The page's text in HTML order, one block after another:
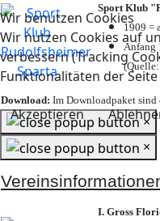
Wir benutzen Cookies
Wir nutzen Cookies auf
verbessern (Tracking
Funktionalitäten der
Akzeptieren
Sport Klub
1909 =
Anfang
Download: Im Downloadpaket sind
×
×
I. Gross